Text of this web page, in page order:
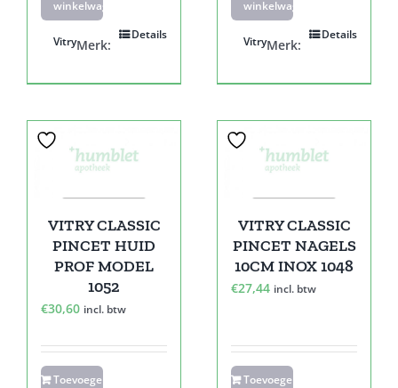
winkelwagen
Details
Merk:
Vitry
winkelwagen
Details
Merk:
Vitry
VITRY CLASSIC
PINCET HUID
PROF MODEL
1052
€30,60 incl. btw
Toevoegen
VITRY CLASSIC
PINCET NAGELS
10CM INOX 1048
€27,44 incl. btw
Toevoegen